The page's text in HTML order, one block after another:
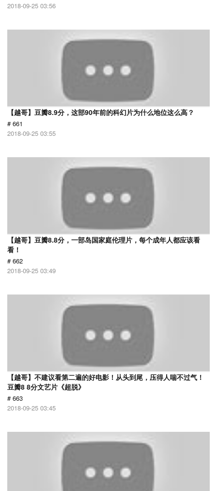
2018-09-25 03:56
【越哥】豆瓣8.9分，这部90年前的科幻片为什么地位这么高？
# 661
2018-09-25 03:55
【越哥】豆瓣8.8分，一部岛国家庭伦理片，每个成年人都应该看
看！
# 662
2018-09-25 03:49
【越哥】不建议看第二遍的好电影！从头到尾，压得人喘不过气！
豆瓣8 8分文艺片《超脱》
# 663
2018-09-25 03:45